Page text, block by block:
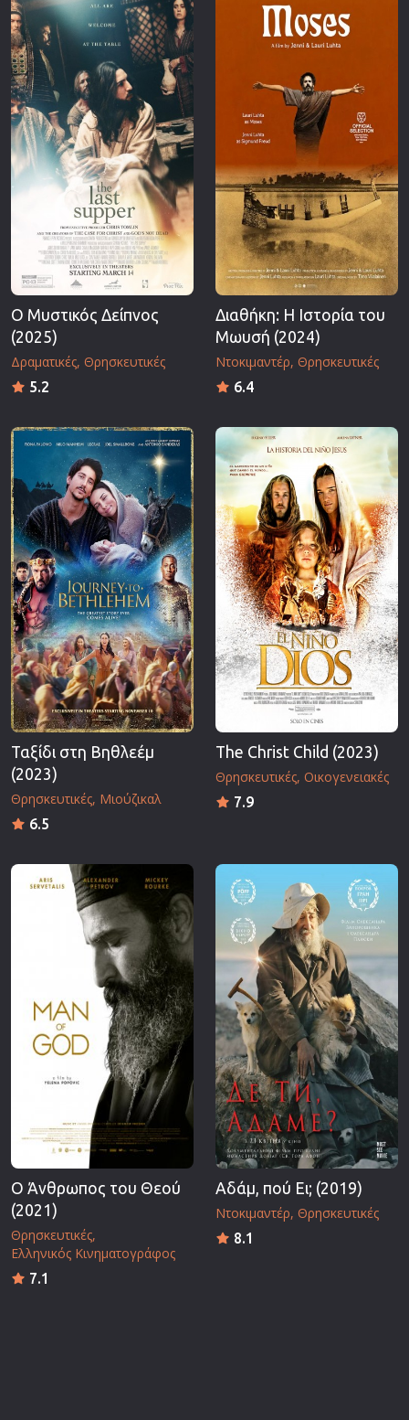
Επιστημονικής Φαντασίας
Εποχής
Ερωτικές
Ευρωπαικός Κινηματογράφος
Θρησκευτικές
Θρίλερ
Ιστορικές
Καταστροφής
Ο Μυστικός Δείπνος
(2025)
Δραματικές Θρησκευτικές
5.2
Διαθήκη: Η Ιστορία του
Μωυσή (2024)
Ντοκιμαντέρ Θρησκευτικές
6.4
Ταξίδι στη Βηθλεέμ
(2023)
Θρησκευτικές Μιούζικαλ
6.5
The Christ Child (2023)
Θρησκευτικές Οικογενειακές
7.9
Ο Άνθρωπος του Θεού
(2021)
Θρησκευτικές
Ελληνικός Κινηματογράφος
7.1
Αδάμ, πού Ει; (2019)
Ντοκιμαντέρ Θρησκευτικές
8.1